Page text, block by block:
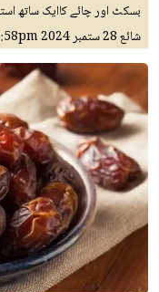
بسکٹ اور چائے کاایک ساتھ
شائع28 ستمبر 2024